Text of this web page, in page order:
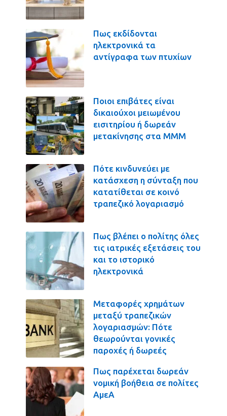
Πως εκδίδονται
ηλεκτρονικά τα
αντίγραφα των πτυχίων
Ποιοι επιβάτες είναι
δικαιούχοι μειωμένου
εισιτηρίου ή δωρεάν
μετακίνησης στα ΜΜΜ
Πότε κινδυνεύει με
κατάσχεση η σύνταξη που
κατατίθεται σε κοινό
τραπεζικό λογαριασμό
Πως βλέπει ο πολίτης όλες
τις ιατρικές εξετάσεις του
και το ιστορικό
ηλεκτρονικά
Μεταφορές χρημάτων
μεταξύ τραπεζικών
λογαριασμών: Πότε
θεωρούνται γονικές
παροχές ή δωρεές
Πως παρέχεται δωρεάν
νομική βοήθεια σε πολίτες
ΑμεΑ